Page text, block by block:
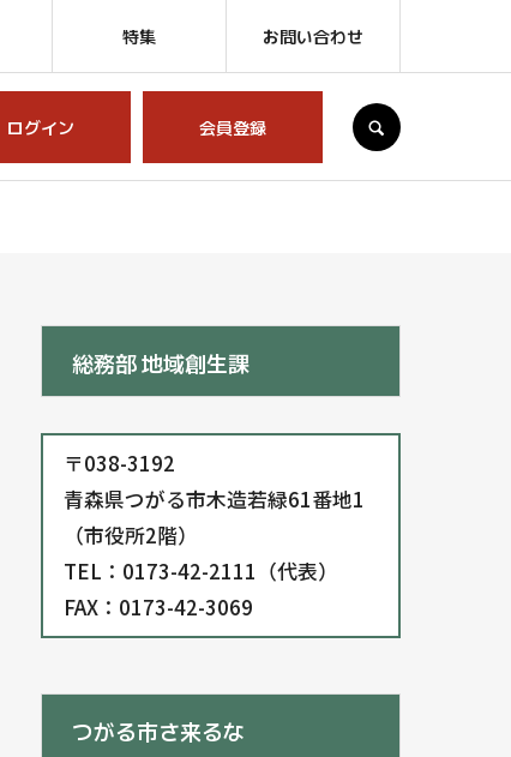
ログイン 会員登録
特集 お問い合わせ
総務部 地域創生課
〒038-3192
青森県つがる市木造若緑61番地1
（市役所2階）
TEL：0173-42-2111（代表）
FAX：0173-42-3069
つがる市さ来るな